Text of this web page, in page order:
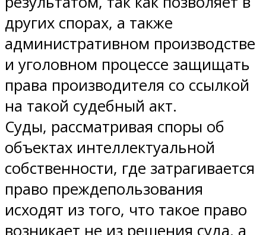
других спорах, а также
административном производстве
и уголовном процессе защищать
права производителя со ссылкой
на такой судебный акт.
Суды, рассматривая споры об
объектах интеллектуальной
собственности, где затрагивается
право преждепользования
исходят из того, что такое право
возникает не из решения суда, а